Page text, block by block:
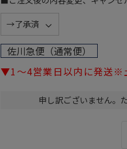
佐川急便（通常便）
▼1～4営業日以内に発送※
申し訳ございません。